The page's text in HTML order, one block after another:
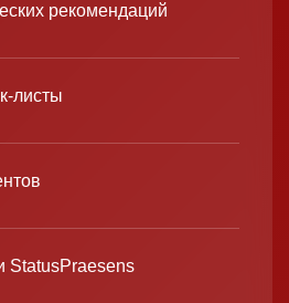
рекомендаций
листы
StatusPraesens